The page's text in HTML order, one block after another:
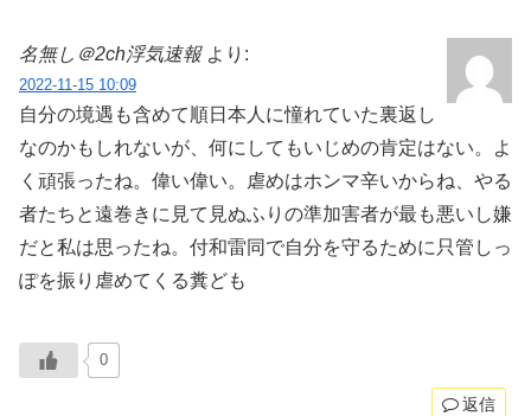
名無し＠2ch浮気速報 より:
2022-11-15 10:09
自分の境遇も含めて順日本人に憧れていた裏返し
なのかもしれないが、何にしてもいじめの肯定はない。よ
く頑張ったね。偉い偉い。虐めはホンマ辛いからね、やる
者たちと遠巻きに見て見ぬふりの準加害者が最も悪いし嫌
だと私は思ったね。付和雷同で自分を守るために只管しっ
ぽを振り虐めてくる糞ども
0
返信